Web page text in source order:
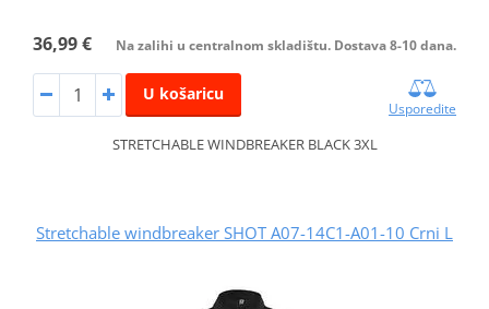
36,99 € Na zalihi u centralnom skladištu. Dostava 8-10 dana.
U košaricu
Usporedite
STRETCHABLE WINDBREAKER BLACK 3XL
Stretchable windbreaker SHOT A07-14C1-A01-10 Crni L